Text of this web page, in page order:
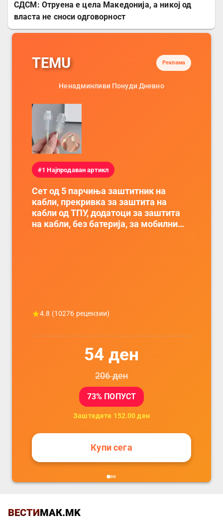
СДСМ: Отруена е цела Македонија, а никој од
власта не сноси одговорност
TEMU Реклама
Ненадминливи Понуди Дневно
#1 Најпродаван артикл
Сет од 5 парчиња заштитник на
кабли, прекривка за заштита на
кабли од ТПУ, додатоци за заштита
на кабли, без батерија, за мобилни
4.8 (10276 рецензии)
54 ден
206ден
73% ПОПУСТ
Заштедете 152.00 ден
Купи сега
ВЕСТИМАК.MK